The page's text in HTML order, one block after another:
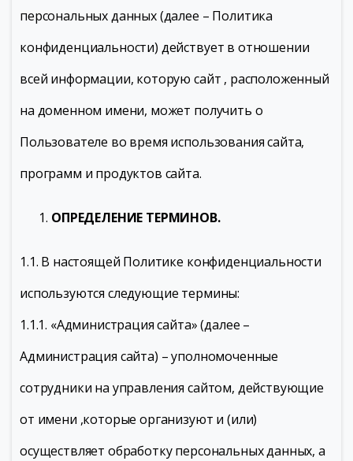
персональных данных (далее – Политика
конфиденциальности) действует в отношении
всей информации, которую сайт , расположенный
на доменном имени, может получить о
Пользователе во время использования сайта,
программ и продуктов сайта.
ОПРЕДЕЛЕНИЕ ТЕРМИНОВ.
1.1. В настоящей Политике конфиденциальности
используются следующие термины:
1.1.1. «Администрация сайта» (далее –
Администрация сайта) – уполномоченные
сотрудники на управления сайтом, действующие
от имени ,которые организуют и (или)
осуществляет обработку персональных данных, а